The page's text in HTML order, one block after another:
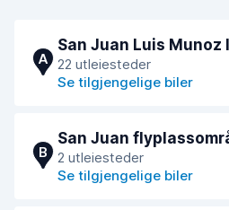
A
San Juan Luis Munoz
22 utleiesteder
Se tilgjengelige biler
B
San Juan
2 utleiesteder
Se tilgjengelige biler